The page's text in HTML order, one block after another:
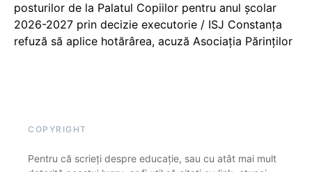
posturilor de la Palatul Copiilor pentru anul școlar
2026-2027 prin decizie executorie / ISJ Constanța
refuză să aplice hotărârea, acuză Asociația Părinților
COPYRIGHT
Pentru că scrieți despre educație, sau cu atât mai mult